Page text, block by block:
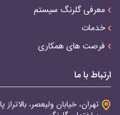
معرفی گلرنگ سیستم
خدمات
فرصت های همکاری
ارتباط با ما